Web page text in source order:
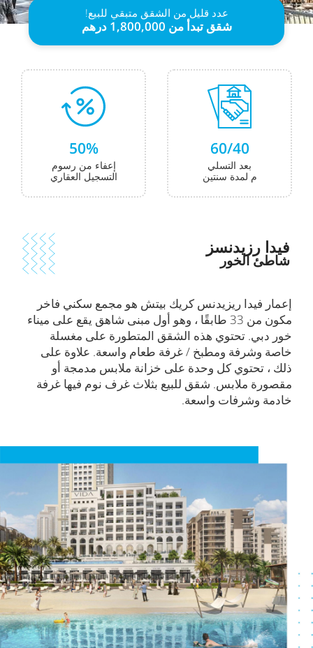
عدد قليل من الشقق متبقي للبيع!
شقق تبدأمن 1,800,000 درهم
50%
إعفاء من رسوم
التسجيل العقاري
60/40
بعد التسلي
م لمدة سنتين
فيدا رزيدنسز
شاطئ الخور
إعمار فيدا ريزيدنس كريك بيتش هو مجمع سكني فاخر
مكون من 33 طابقًا ، وهو أول مبنى شاهق يقع على ميناء
خور دبي. تحتوي هذه الشقق المتطورة على مغسلة
خاصة وشرفة ومطبخ / غرفة طعام واسعة. علاوة على
ذلك ، تحتوي كل وحدة على خزانة ملابس مدمجة أو
مقصورة ملابس. شقق للبيع بثلاث غرف نوم فيها غرفة
خادمة وشرفات واسعة.